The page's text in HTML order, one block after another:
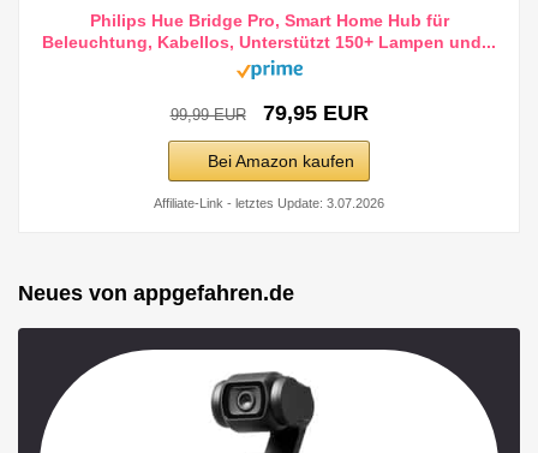
Philips Hue Bridge Pro, Smart Home Hub für
Beleuchtung, Kabellos, Unterstützt 150+ Lampen und...
99,99 EUR 79,95 EUR
Bei Amazon kaufen
Affiliate-Link - letztes Update: 3.07.2026
Neues von appgefahren.de